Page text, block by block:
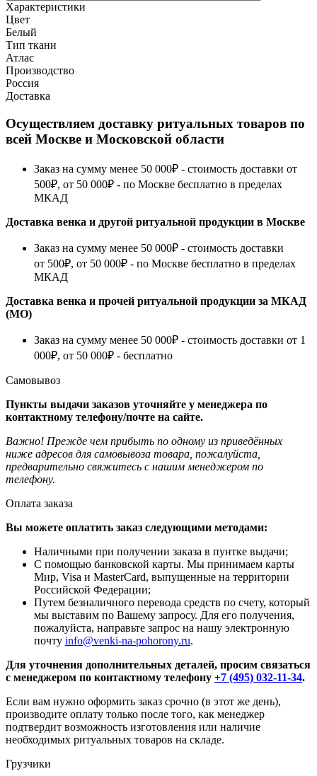
Характеристики
Цвет
Белый
Тип ткани
Атлас
Производство
Россия
Доставка
Осуществляем доставку ритуальных товаров по
всей Москве и Московской области
Заказ на сумму менее 50 000₽ - стоимость доставки от
500₽, от 50 000₽ - по Москве бесплатно в пределах
МКАД
Доставка венка и другой ритуальной продукции в Москве
Заказ на сумму менее 50 000₽ - стоимость доставки
от 500₽, от 50 000₽ - по Москве бесплатно в пределах
МКАД
Доставка венка и прочей ритуальной продукции за МКАД
(МО)
Заказ на сумму менее 50 000₽ - стоимость доставки от 1
000₽, от 50 000₽ - бесплатно
Самовывоз
Пункты выдачи заказов уточняйте у менеджера по
контактному телефону/почте на сайте.
Важно! Прежде чем прибыть по одному из приведённых
ниже адресов для самовывоза товара, пожалуйста,
предварительно свяжитесь с нашим менеджером по
телефону.
Оплата заказа
Вы можете оплатить заказ следующими методами:
Наличными при получении заказа в пунтке выдачи;
С помощью банковской карты. Мы принимаем карты
Мир, Visa и MasterCard, выпущенные на территории
Российской Федерации;
Путем безналичного перевода средств по счету, который
мы выставим по Вашему запросу. Для его получения,
пожалуйста, направьте запрос на нашу электронную
почту info@venki-na-pohorony.ru.
Для уточнения дополнительных деталей, просим связаться
с менеджером по контактному телефону +7 (495) 032-11-34.
Если вам нужно оформить заказ срочно (в этот же день),
производите оплату только после того, как менеджер
подтвердит возможность изготовления или наличие
необходимых ритуальных товаров на складе.
Грузчики